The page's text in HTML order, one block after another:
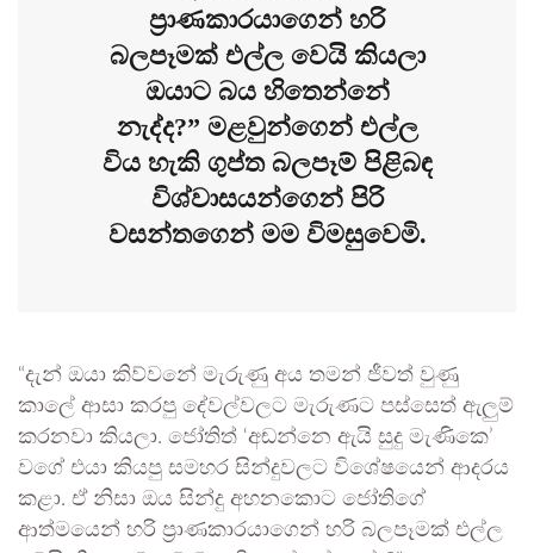
ප්‍රාණකාරයාගෙන් හරි
බලපෑමක් එල්ල වෙයි කියලා
ඔයාට බය හිතෙන්නේ
නැද්ද?” මළවුන්ගෙන් එල්ල
විය හැකි ගුප්ත බලපෑම් පිළිබඳ
විශ්වාසයන්ගෙන් පිරි
වසන්තගෙන් මම විමසුවෙමි.
“දැන් ඔයා කිව්වනේ මැරුණු අය තමන් ජීවත් වුණු
කාලේ ආසා කරපු දේවල්වලට මැරුණට පස්සෙත් ඇලුම්
කරනවා කියලා. ජෝතිත් ‘අඬන්නෙ ඇයි සුදු මැණිකෙ’
වගේ එයා කියපු සමහර සින්දුවලට විශේෂයෙන් ආදරය
කළා. ඒ නිසා ඔය සින්දු අහනකොට ජෝතිගේ
ආත්මයෙන් හරි ප්‍රාණකාරයාගෙන් හරි බලපෑමක් එල්ල